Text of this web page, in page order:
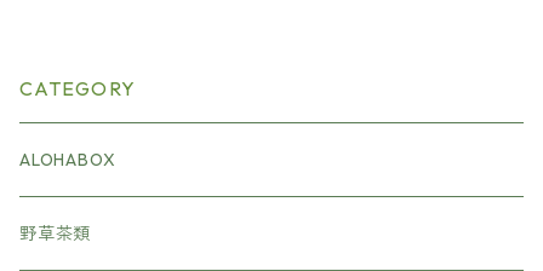
CATEGORY
ALOHABOX
野草茶類